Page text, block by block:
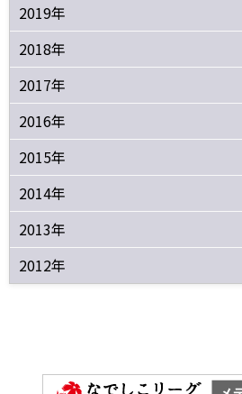
2019年
2018年
2017年
2016年
2015年
2014年
2013年
2012年